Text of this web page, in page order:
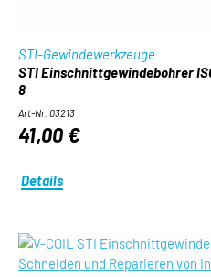
STI-Gewindewerkzeuge
STI Einschnittgewindebohrer
8
Art-Nr. 03213
41,00 €
Details